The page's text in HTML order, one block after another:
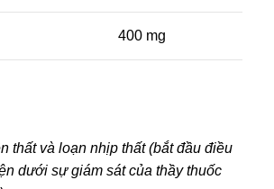
400 mg
thất và loạn nhịp thất (bắt đầu điều
dưới sự giám sát của thầy thuốc